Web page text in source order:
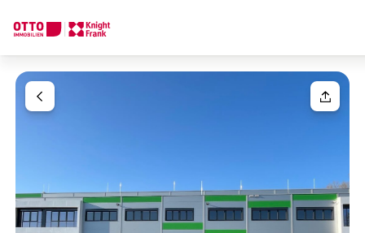
Ihre Nachricht
Wir finden Ihre
Traumimmobilie
Online
Immobilie konfigurieren & finden lassen